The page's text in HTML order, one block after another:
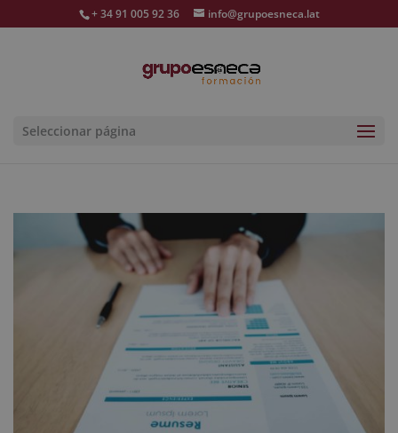
+ 34 91 005 92 36 info@grupoesneca.lat
Seleccionar página